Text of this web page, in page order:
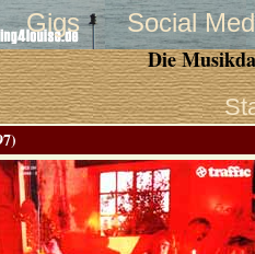
Gigs Social
Die